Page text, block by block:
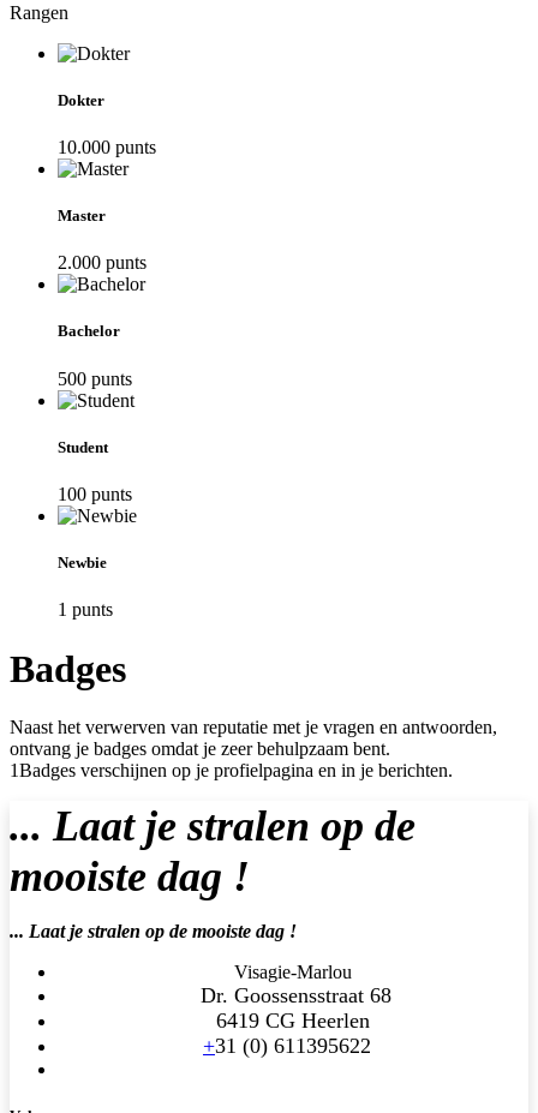
Rangen
Dokter
10.000 punts
Master
2.000 punts
Bachelor
500 punts
Student
100 punts
Newbie
1 punts
Badges
Naast het verwerven van reputatie met je vragen en antwoorden,
ontvang je badges omdat je zeer behulpzaam bent.
1Badges verschijnen op je profielpagina en in je berichten.
... Laat je stralen op de
mooiste dag !
... Laat je stralen op de mooiste dag !
Visagie-Marlou
Dr. Goossensstraat 68
6419 CG Heerlen
+31 (0) 611395622